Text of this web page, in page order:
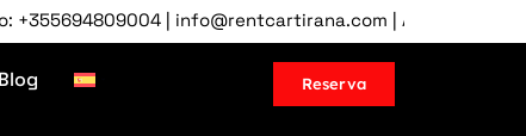
| info@rentcartirana.com | Aeropuerto de Tirana,
Reserva